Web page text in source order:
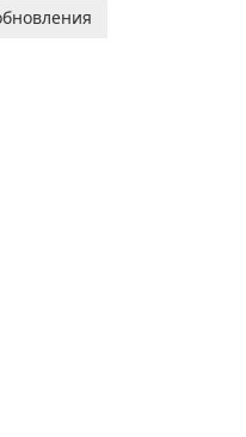
to help you